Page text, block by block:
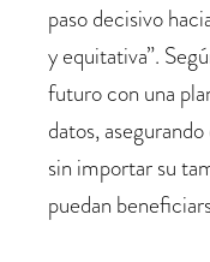
paso decisivo
y equitativa”.
futuro con una
datos,
sin importar su
puedan